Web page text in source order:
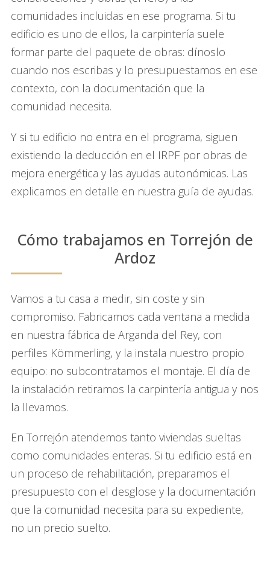
comunidades incluidas en ese programa. Si tu
edificio es uno de ellos, la carpintería suele
formar parte del paquete de obras: dínoslo
cuando nos escribas y lo presupuestamos en ese
contexto, con la documentación que la
comunidad necesita.
Y si tu edificio no entra en el programa, siguen
existiendo la deducción en el IRPF por obras de
mejora energética y las ayudas autonómicas. Las
explicamos en detalle en nuestra guía de ayudas.
Cómo trabajamos en Torrejón de
Ardoz
Vamos a tu casa a medir, sin coste y sin
compromiso. Fabricamos cada ventana a medida
en nuestra fábrica de Arganda del Rey, con
perfiles Kömmerling, y la instala nuestro propio
equipo: no subcontratamos el montaje. El día de
la instalación retiramos la carpintería antigua y nos
la llevamos.
En Torrejón atendemos tanto viviendas sueltas
como comunidades enteras. Si tu edificio está en
un proceso de rehabilitación, preparamos el
presupuesto con el desglose y la documentación
que la comunidad necesita para su expediente,
no un precio suelto.